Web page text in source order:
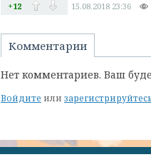
+12 15.08.2018 23:36
Комментарии
Нет комментариев. Ваш
Войдите или зарегистрируйтесь